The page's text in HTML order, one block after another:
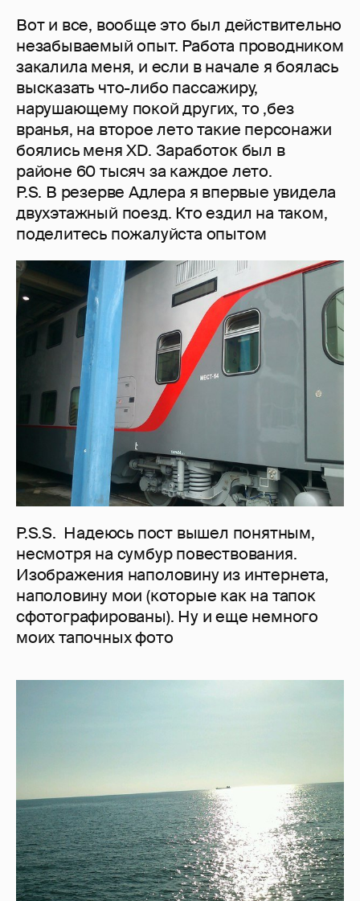
Вот и все, вообще это был действительно
незабываемый опыт. Работа проводником
закалила меня, и если в начале я боялась
высказать что-либо пассажиру,
нарушающему покой других, то ,без
вранья, на второе лето такие персонажи
боялись меня XD. Заработок был в
районе 60 тысяч за каждое лето.
P.S. В резерве Адлера я впервые увидела
двухэтажный поезд. Кто ездил на таком,
поделитесь пожалуйста опытом
P.S.S. Надеюсь пост вышел понятным,
несмотря на сумбур повествования.
Изображения наполовину из интернета,
наполовину мои (которые как на тапок
сфотографированы). Ну и еще немного
моих тапочных фото